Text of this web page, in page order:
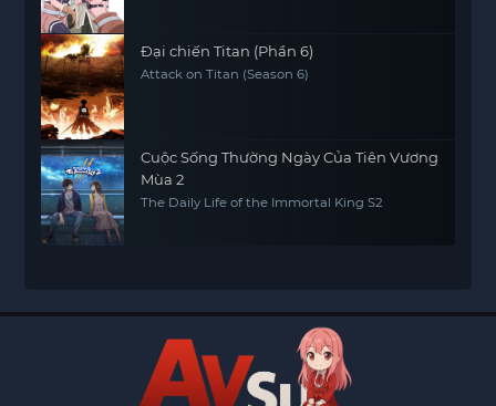
Đại chiến Titan (Phần 6)
Attack on Titan (Season 6)
Cuộc Sống Thường Ngày Của Tiên Vương
Mùa 2
The Daily Life of the Immortal King S2